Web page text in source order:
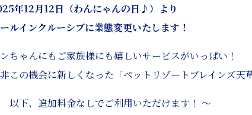
年12月12日（わんにゃんの日♪）より
ルインクルーシブに業態変更いたします！
ちゃんにもご家族様にも嬉しいサービスがいっぱい！
この機会に新しくなった「ペットリゾートブレインズ天
以下、追加料金なしでご利用いただけます！ ～